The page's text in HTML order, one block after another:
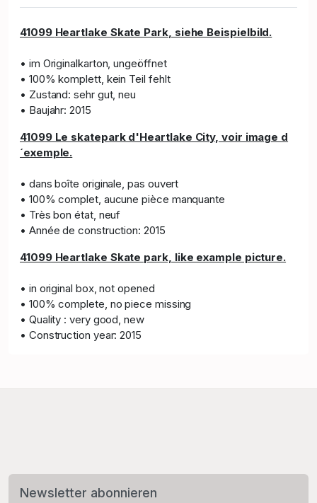
41099 Heartlake Skate Park, siehe Beispielbild.
• im Originalkarton, ungeöffnet
• 100% komplett, kein Teil fehlt
• Zustand: sehr gut, neu
• Baujahr: 2015
41099 Le skatepark d'Heartlake City, voir image d
´exemple.
• dans boîte originale, pas ouvert
• 100% complet, aucune pièce manquante
• Très bon état, neuf
• Année de construction: 2015
41099 Heartlake Skate park, like example picture.
• in original box, not opened
• 100% complete, no piece missing
• Quality : very good, new
• Construction year: 2015
Newsletter abonnieren